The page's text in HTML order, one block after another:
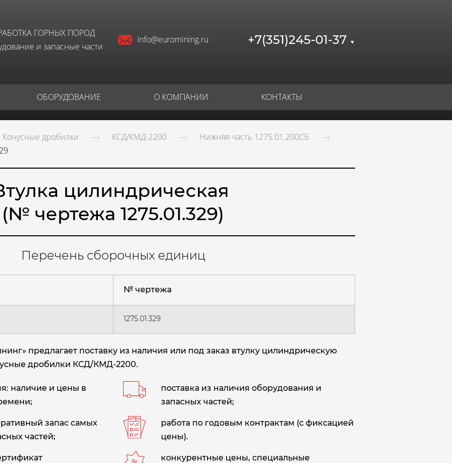
ГОРНЫХ ПОРОД
и запасные части
info@euromining.ru +7(351)245-01-37 ▼
ОБОРУДОВАНИЕ О КОМПАНИИ КОНТАКТЫ
Конусные дробилки КСД/КМД-2200
Нижняя часть 1275.01.200СБ
цилиндрическая
(№ чертежа 1275.01.329)
Перечень сборочных единиц
№ чертежа
1275.01.329
предлагает поставку из наличия или под заказ втулку цилиндрическую
дробилки КСД/КМД-2200.
наличие и цены в
поставка из наличия оборудования и
запасных частей;
запас самых
частей;
работа по годовым контрактам (с фиксацией
цены).
конкурентные цены, специальные